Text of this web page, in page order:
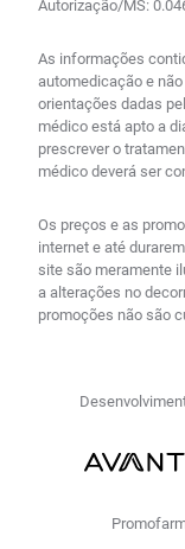
Autorização/MS:
As informações
automedicação e
orientações dadas
médico está apto a
prescrever o
médico deverá ser
Os preços e as
internet e até
site são meramente
a alterações no
promoções não são